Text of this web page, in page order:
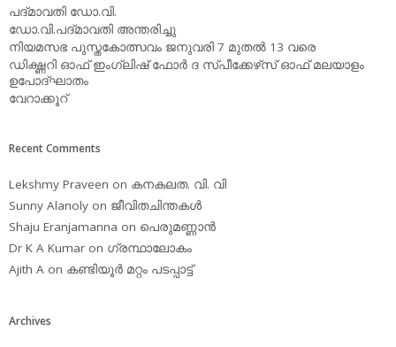
പദ്മാവതി ഡോ.വി.
ഡോ.വി.പദ്മാവതി അന്തരിച്ചു
നിയമസഭ പുസ്തകോത്സവം ജനുവരി 7 മുതല്‍ 13 വരെ
ഡിക്ഷ്ണറി ഓഫ് ഇംഗ്ലിഷ് ഫോര്‍ ദ സ്പീക്കേഴ്‌സ് ഓഫ് മലയാളം
ഉപോദ്ഘാതം
വേറാക്കൂറ്
Recent Comments
Lekshmy Praveen on കനകലത. വി. വി
Sunny Alanoly on ജീവിതചിന്തകള്‍
Shaju Eranjamanna on പെരുമണ്ണാന്‍
Dr K A Kumar on ഗ്രന്ഥാലോകം
Ajith A on കണ്ടിയൂര്‍ മറ്റം പടപ്പാട്ട്‌
Archives